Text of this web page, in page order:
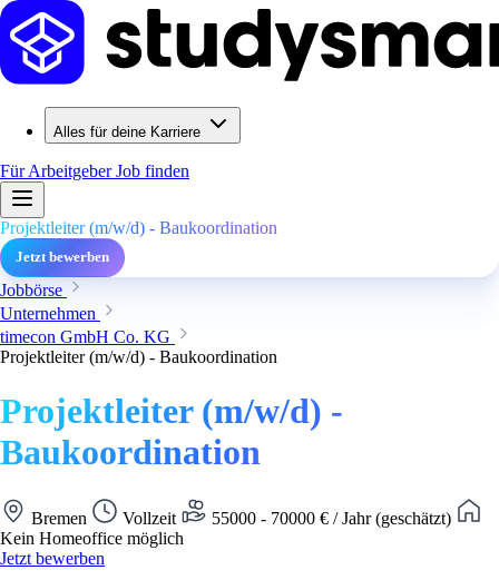
Alles für deine Karriere
Für ArbeitgeberJob finden
Projektleiter (m/w/d) - Baukoordination
Jetzt bewerben
Jobbörse
Unternehmen
timecon GmbH Co. KG
Projektleiter (m/w/d) - Baukoordination
Projektleiter (m/w/d) -
Baukoordination
Bremen Vollzeit
55000 - 70000 € / Jahr (geschätzt)
Kein Homeoffice möglich
Jetzt bewerben